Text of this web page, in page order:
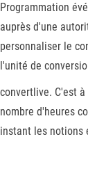
Programmation
auprès d'une
personnaliser le
l'unité de
convertlive. C'est
nombre d'heures
instant les notions